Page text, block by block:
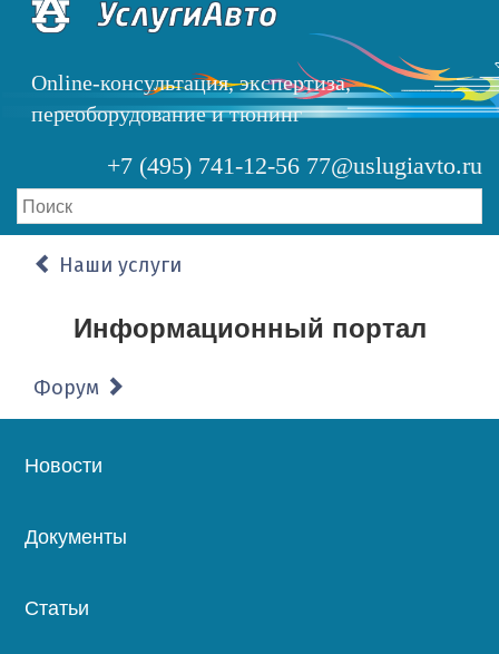
Перейти
содержанию
Online-консультация, экспертиза,
переоборудование и тюнинг
+7 (495) 741-12-56 77@uslugiavto.ru
Наши услуги
Информационный портал
Форум
Основная
Новости
Документы
Статьи